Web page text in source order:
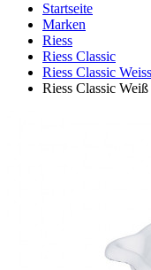
Startseite
Marken
Riess
Riess Classic
Riess Classic Weiss
Riess Classic